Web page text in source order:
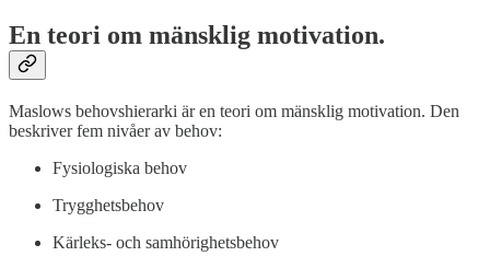
En teori om mänsklig motivation.
Maslows behovshierarki är en teori om mänsklig motivation. Den
beskriver fem nivåer av behov:
Fysiologiska behov
Trygghetsbehov
Kärleks- och samhörighetsbehov